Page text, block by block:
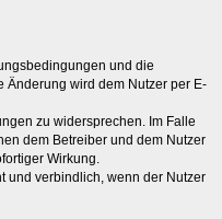
und die
Änderung wird dem Nutzer per E-
zu widersprechen. Im Falle
dem Betreiber und dem Nutzer
Wirkung.
und verbindlich, wenn der Nutzer